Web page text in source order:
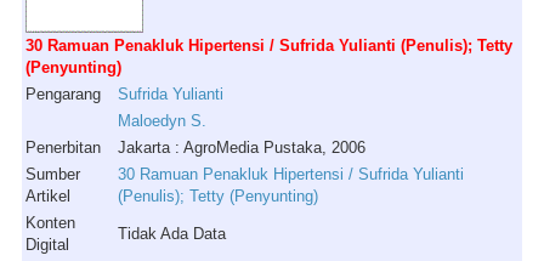
30 Ramuan Penakluk Hipertensi / Sufrida Yulianti (Penulis); Tetty
(Penyunting)
Pengarang
Sufrida Yulianti
Maloedyn S.
Penerbitan
Jakarta : AgroMedia Pustaka, 2006
Sumber
Artikel
30 Ramuan Penakluk Hipertensi / Sufrida Yulianti
(Penulis); Tetty (Penyunting)
Konten
Digital
Tidak Ada Data